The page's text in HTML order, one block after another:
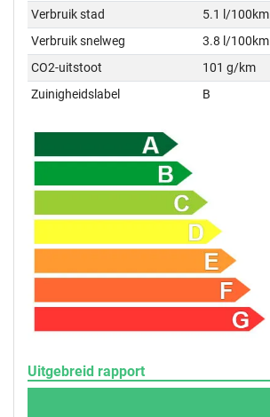
Verbruik stad
5.1 l/100km
Verbruik snelweg
3.8 l/100km
CO2-uitstoot
101 g/km
Zuinigheidslabel
B
Uitgebreid rapport